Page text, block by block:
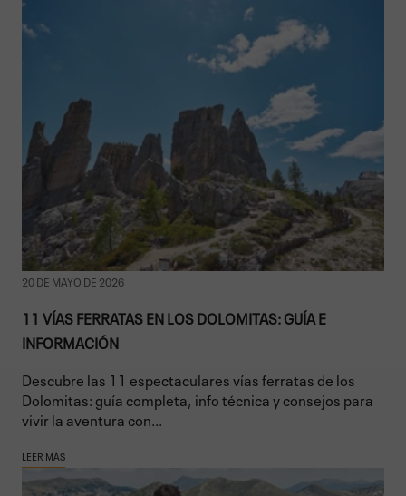
20 DE MAYO DE 2026
11 VÍAS FERRATAS EN LOS DOLOMITAS: GUÍA E
INFORMACIÓN
Descubre las 11 espectaculares vías ferratas de los
Dolomitas: guía completa, info técnica y consejos para
vivir la aventura con...
LEER MÁS